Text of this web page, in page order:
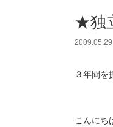
★独
３年間を
こんにち